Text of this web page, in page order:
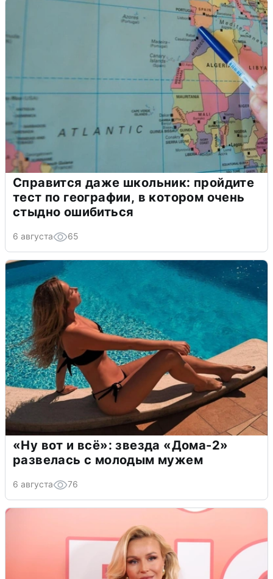
Справится даже школьник: пройдите
тест по географии, в котором очень
стыдно ошибиться
6 августа 65
«Ну вот и всё»: звезда «Дома-2»
развелась с молодым мужем
6 августа 76